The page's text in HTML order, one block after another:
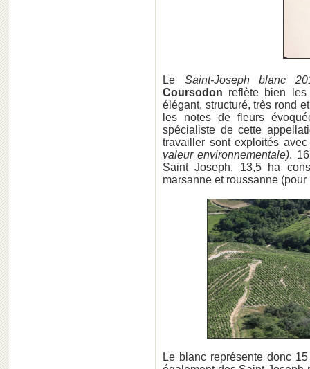
Le Saint-Joseph blanc
Coursodon reflète bien
élégant, structuré, très rond
les notes de fleurs
spécialiste de cette
travailler sont exploités
valeur environnementale).
Saint Joseph, 13,5 ha
marsanne et roussanne
Le blanc représente donc